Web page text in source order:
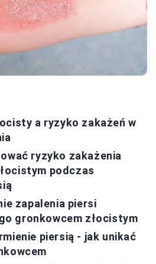
a ryzyko zakażeń w
ryzyko zakażenia
podczas
zapalenia piersi
gronkowcem złocistym
piersią - jak unikać